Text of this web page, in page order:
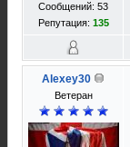
Сообщений: 53
Репутация: 135
Alexey30
Ветеран